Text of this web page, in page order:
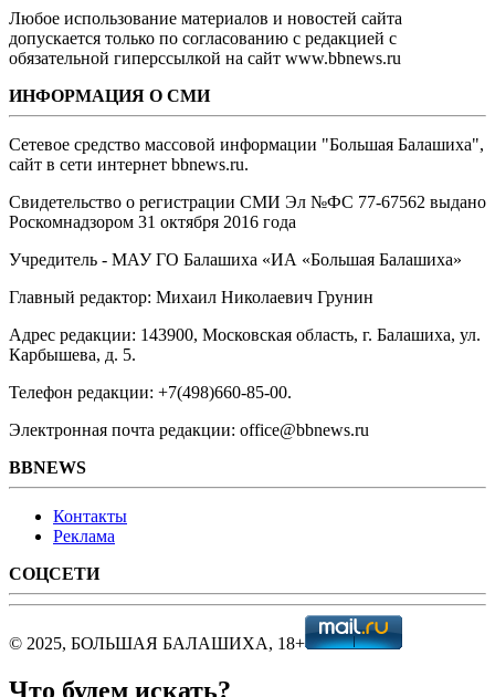
Любое использование материалов и новостей сайта
допускается только по согласованию с редакцией с
обязательной гиперссылкой на сайт www.bbnews.ru
ИНФОРМАЦИЯ О СМИ
Сетевое средство массовой информации "Большая Балашиха",
сайт в сети интернет bbnews.ru.
Свидетельство о регистрации СМИ Эл №ФС ‎77-67562 выдано
Роскомнадзором 31 октября 2016 года
Учредитель - МАУ ГО Балашиха «ИА «Большая Балашиха»
Главный редактор: Михаил Николаевич Грунин
Адрес редакции: 143900, Московская область, г. Балашиха, ул.
Карбышева, д. 5.
Телефон редакции: +7(498)660-85-00.
Электронная почта редакции: office@bbnews.ru
BBNEWS
Контакты
Реклама
СОЦСЕТИ
© 2025, БОЛЬШАЯ БАЛАШИХА, 18+
Что будем искать?